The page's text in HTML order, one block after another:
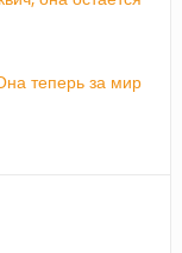
теперь за мир